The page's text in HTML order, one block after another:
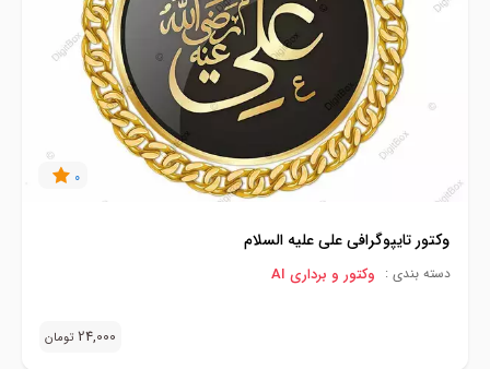
0
وکتور تایپوگرافی علی علیه السلام
دسته بندی : وکتور و برداری AI
24,000 تومان